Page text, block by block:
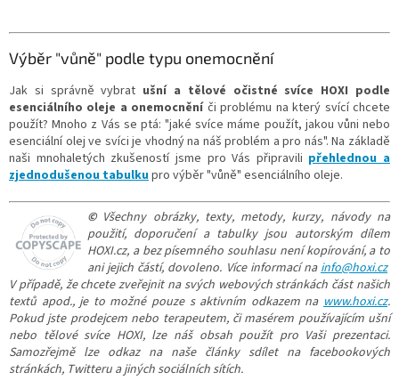
Výběr "vůně" podle typu onemocnění
Jak si správně vybrat ušní a tělové očistné svíce HOXI podle
esenciálního oleje a onemocněníči problému na který svící chcete
použít? Mnoho z Vás se ptá: "jaké svíce máme použít, jakou vůni nebo
esenciální olej ve svíci je vhodný na náš problém a pro nás". Na základě
naši mnohaletých zkušeností jsme pro Vás připravili přehlednou a
zjednodušenou tabulkupro výběr "vůně" esenciálního oleje.
©Všechny obrázky, texty, metody, kurzy, návody na
použití, doporučení a tabulky jsou autorským dílem
HOXI.cz, a bez písemného souhlasu není kopírování, a to
ani jejich částí, dovoleno. Více informací nainfo@hoxi.cz
V případě, že chcete zveřejnit na svých webových stránkách část našich
textů apod., je to možné pouze s aktivním odkazem na www.hoxi.cz.
Pokud jste prodejcem nebo terapeutem, či masérem používajícím ušní
nebo tělové svíce HOXI, lze náš obsah použít pro Vaši prezentaci.
Samozřejmě lze odkaz na naše články sdílet na facebookových
stránkách, Twitteru a jiných sociálních sítích.